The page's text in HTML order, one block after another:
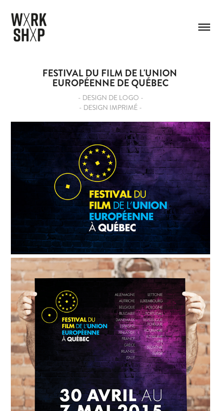
FESTIVAL DU FILM DE L'UNION
EUROPÉENNE DE QUÉBEC
- DESIGN DE LOGO -
- DESIGN IMPRIMÉ -